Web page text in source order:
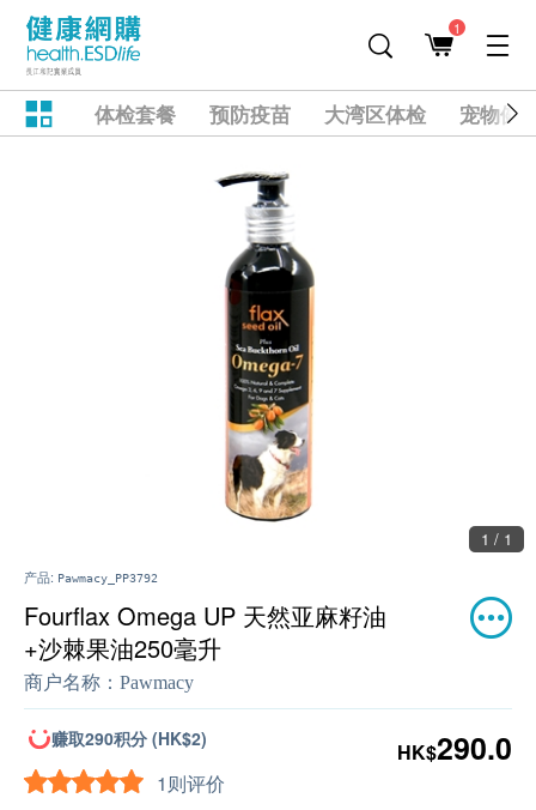
1
体检套餐 预防疫苗 大湾区体检 宠物健
1 / 1
产品: Pawmacy_PP3792
Fourflax Omega UP 天然亚麻籽油
+沙棘果油250毫升
商户名称： Pawmacy
赚取290积分 (HK$2)
1则评价
HK$290.0